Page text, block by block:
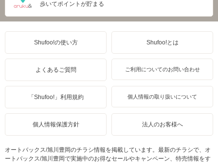
歩いてポイントが貯まる
Shufoo!の使い方 Shufoo!とは
よくあるご質問 ご利用についてのお問い合わせ
「Shufoo!」利用規約 個人情報の取り扱いについて
個人情報保護方針 法人のお客様へ
オートバックス/旭川豊岡のチラシ情報を掲載しています。最新のチラシで、オ
ートバックス/旭川豊岡で実施中のお得なセールやキャンペーン、特売情報をす